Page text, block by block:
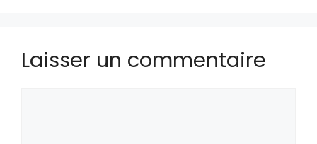
Laisser un commentaire